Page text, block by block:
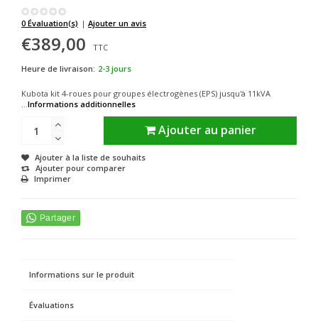
0 Évaluation(s) | Ajouter un avis
€389,00
TTC
Heure de livraison: 2-3 jours
Kubota kit 4-roues pour groupes électrogènes (EPS) jusqu'à 11kVA
...Informations additionnelles
Ajouter au panier
Ajouter à la liste de souhaits
Ajouter pour comparer
Imprimer
Informations sur le produit
Évaluations